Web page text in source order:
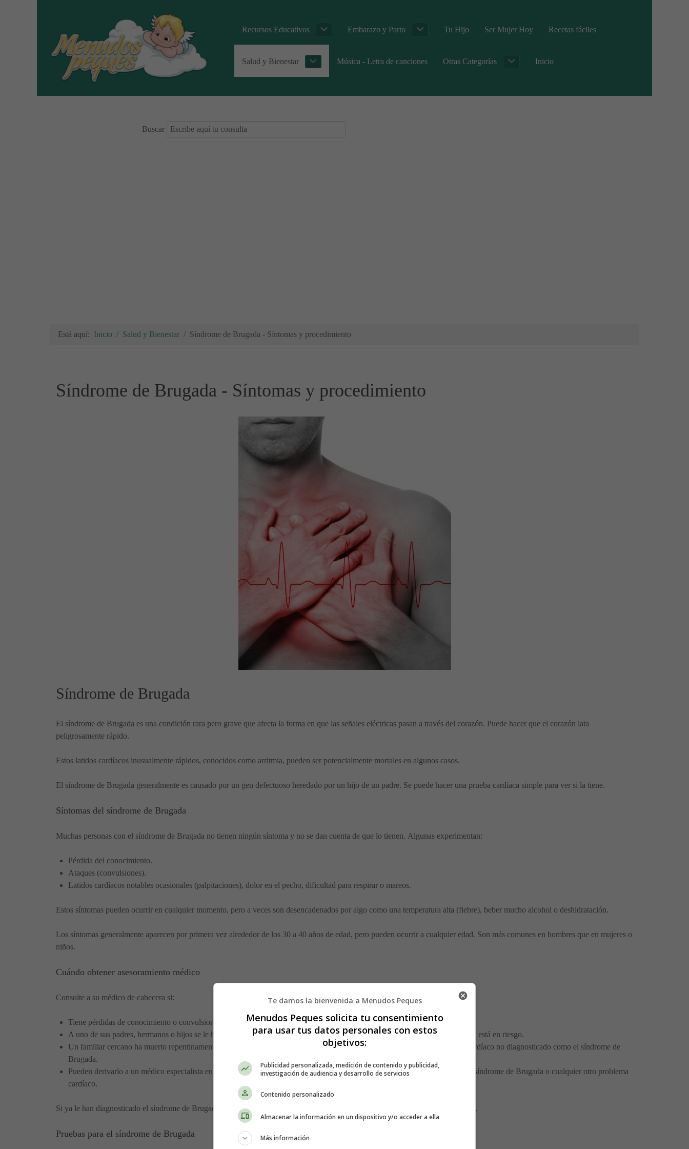
Recursos Educativos Embarazo y Parto Tu Hijo Ser Mujer Hoy Recetas fáciles
Salud y Bienestar Música - Letra de canciones Otras Categorías Inicio
Buscar
Está aquí: Inicio Salud y Bienestar Síndrome de Brugada - Síntomas y procedimiento
Síndrome de Brugada - Síntomas y procedimiento
Síndrome de Brugada
El síndrome de Brugada es una condición rara pero grave que afecta la forma en que las señales eléctricas pasan a través del corazón. Puede hacer que el corazón lata
peligrosamente rápido.
Estos latidos cardíacos inusualmente rápidos, conocidos como arritmia, pueden ser potencialmente mortales en algunos casos.
El síndrome de Brugada generalmente es causado por un gen defectuoso heredado por un hijo de un padre. Se puede hacer una prueba cardíaca simple para ver si la tiene.
Síntomas del síndrome de Brugada
Muchas personas con el síndrome de Brugada no tienen ningún síntoma y no se dan cuenta de que lo tienen. Algunas experimentan:
Pérdida del conocimiento.
Ataques (convulsiones).
Latidos cardíacos notables ocasionales (palpitaciones), dolor en el pecho, dificultad para respirar o mareos.
Estos síntomas pueden ocurrir en cualquier momento, pero a veces son desencadenados por algo como una temperatura alta (fiebre), beber mucho alcohol o deshidratación.
Los síntomas generalmente aparecen por primera vez alrededor de los 30 a 40 años de edad, pero pueden ocurrir a cualquier edad. Son más comunes en hombres que en mujeres o
niños.
Cuándo obtener asesoramiento médico
Consulte a su médico de cabecera si:
Tiene pérdidas de conocimiento o convulsiones inexplicables.
A uno de sus padres, hermanos o hijos se le ha diagnosticado el síndrome de Brugada. Esto puede significar que usted también está en riesgo.
Un familiar cercano ha muerto repentinamente sin ninguna explicación; a veces, esto puede ser el resultado de un problema cardíaco no diagnosticado como el síndrome de
Brugada.
Pueden derivarlo a un médico especialista en cardiología para que le realicen algunas pruebas simples para verificar si tiene el síndrome de Brugada o cualquier otro problema
cardíaco.
Si ya le han diagnosticado el síndrome de Brugada, comuníquese con su especialista lo antes posible si experimenta algún síntoma.
Pruebas para el síndrome de Brugada
Te damos la bienvenida a Menudos Peques
Menudos Peques solicita tu consentimiento
para usar tus datos personales con estos
objetivos:
Publicidad personalizada, medición de contenido y publicidad,
investigación de audiencia y desarrollo de servicios
Contenido personalizado
Almacenar la información en un dispositivo y/o acceder a ella
Más información